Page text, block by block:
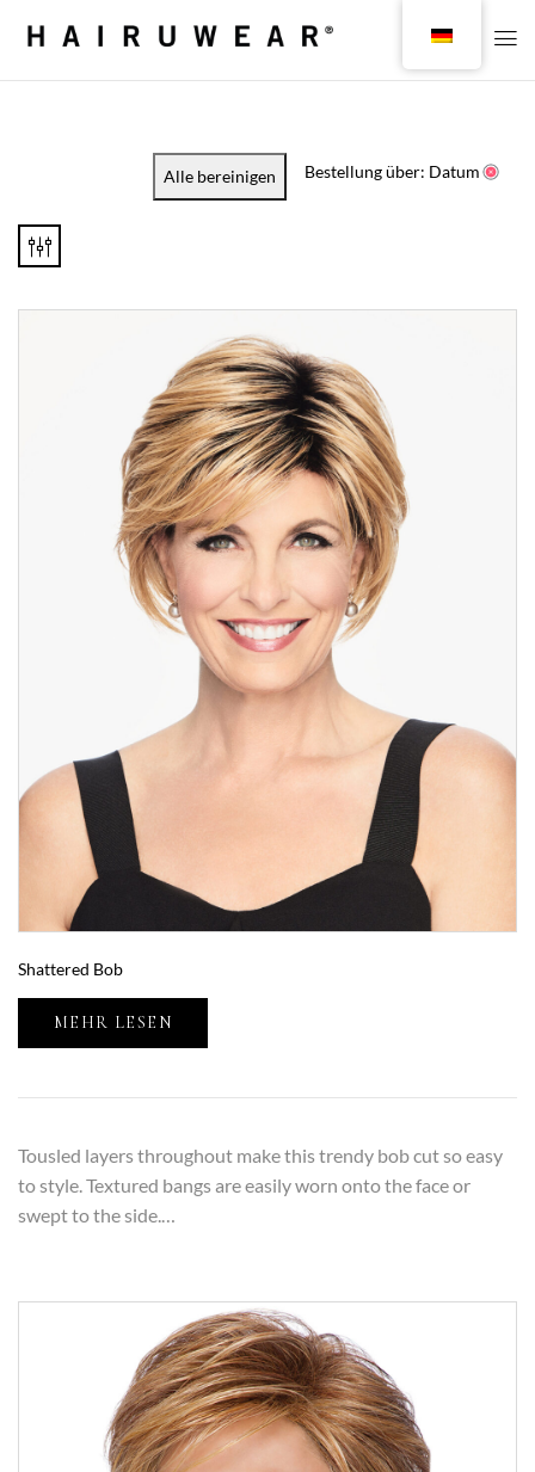
Alle bereinigen Bestellung über: Datum
Shattered Bob
MEHR LESEN
Tousled layers throughout make this trendy bob cut so easy
to style. Textured bangs are easily worn onto the face or
swept to the side.…